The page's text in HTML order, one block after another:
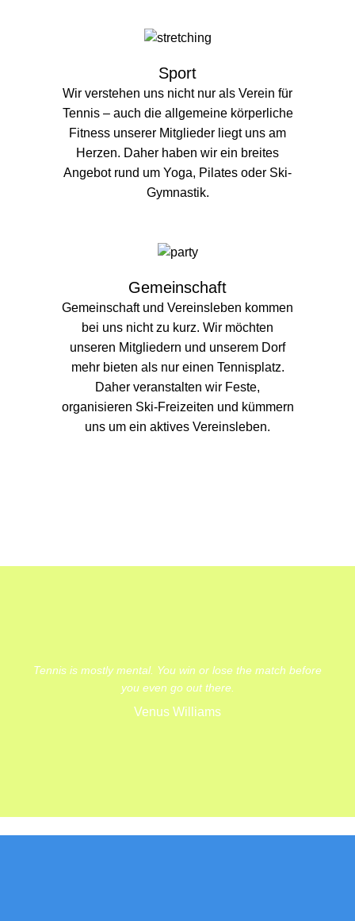
Sport
Wir verstehen uns nicht nur als Verein für
Tennis – auch die allgemeine körperliche
Fitness unserer Mitglieder liegt uns am
Herzen. Daher haben wir ein breites
Angebot rund um Yoga, Pilates oder Ski-
Gymnastik.
Gemeinschaft
Gemeinschaft und Vereinsleben kommen
bei uns nicht zu kurz. Wir möchten
unseren Mitgliedern und unserem Dorf
mehr bieten als nur einen Tennisplatz.
Daher veranstalten wir Feste,
organisieren Ski-Freizeiten und kümmern
uns um ein aktives Vereinsleben.
Tennis is mostly mental. You win or lose the match before
you even go out there.
Venus Williams